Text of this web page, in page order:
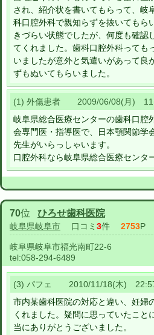
され、紹介状を書いてもらって、岐
科口腔外科で親知らずを抜いてもら
きづらい状態でしたが、何度も確認
てくれました。歯科口腔外科っても
いましたが意外と気遣いがあって良
ずもぬいてもらいました。
(1) 外傷患者 2009/06/08(月)
岐阜県総合医療センターの歯科口腔
会専門医・指導医で、日本顎関節学
先生がいらっしゃいます。
口腔外科なら岐阜県総合医療センタ
70位 ひろせ歯科医院
岐阜県岐阜市 口コミ 3件 2753P
岐阜県岐阜市福光南町22-6
tel:058-294-6489
(3) パフェ 2010/11/18(木)
市内某歯科医院の対応と違い、妊婦
くれました。疑問に思っていたこと
当にありがとうございました。